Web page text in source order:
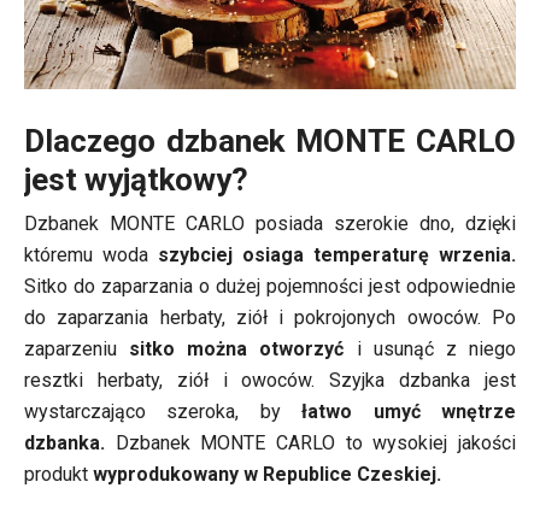
Dlaczego dzbanek MONTE CARLO
jest wyjątkowy?
Dzbanek MONTE CARLO posiada szerokie dno, dzięki
któremu woda szybciej osiaga temperaturę wrzenia.
Sitko do zaparzania o dużej pojemności jest odpowiednie
do zaparzania herbaty, ziół i pokrojonych owoców. Po
zaparzeniu sitko można otworzyć i usunąć z niego
resztki herbaty, ziół i owoców. Szyjka dzbanka jest
wystarczająco szeroka, byłatwo umyć wnętrze
dzbanka. Dzbanek MONTE CARLO to wysokiej jakości
produkt wyprodukowany w Republice Czeskiej.